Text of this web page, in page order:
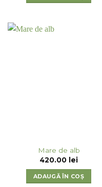
Mare de alb
420.00
lei
ADAUGĂ ÎN COȘ